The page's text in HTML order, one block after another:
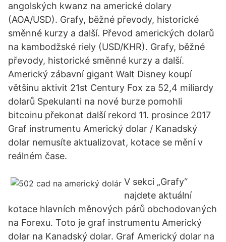
angolských kwanz na americké dolary
(AOA/USD). Grafy, běžné převody, historické
směnné kurzy a další. Převod amerických dolarů
na kambodžské riely (USD/KHR). Grafy, běžné
převody, historické směnné kurzy a další.
Americký zábavní gigant Walt Disney koupí
většinu aktivit 21st Century Fox za 52,4 miliardy
dolarů Spekulanti na nové burze pomohli
bitcoinu překonat další rekord 11. prosince 2017
Graf instrumentu Americký dolar / Kanadský
dolar nemusíte aktualizovat, kotace se mění v
reálném čase.
V sekci „Grafy“
najdete aktuální
kotace hlavních měnových párů obchodovaných
na Forexu. Toto je graf instrumentu Americký
dolar na Kanadský dolar. Graf Americký dolar na